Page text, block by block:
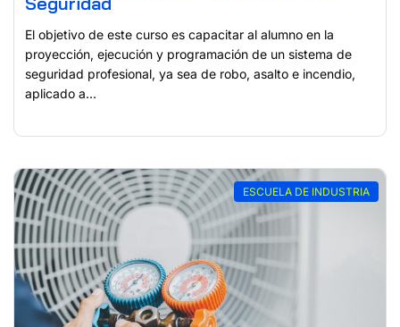
El objetivo de este curso es capacitar al alumno en la
proyección, ejecución y programación de un sistema de
seguridad profesional, ya sea de robo, asalto e incendio,
aplicado a...
ESCUELA DE INDUSTRIA